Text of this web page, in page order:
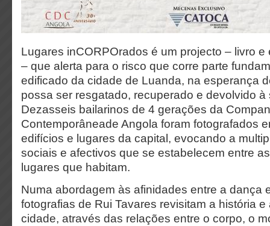
Lugares inCORPOrados é um projecto – livro
– que alerta para o risco que corre parte
edificado da cidade de Luanda, na esperança
possa ser resgatado, recuperado e devolvido à
Dezasseis bailarinos de 4 gerações da
Contemporâneade Angola foram fotografados
edifícios e lugares da capital, evocando a
sociais e afectivos que se estabelecem entre
lugares que habitam.
Numa abordagem às afinidades entre a dança
fotografias de Rui Tavares revisitam a história
cidade, através das relações entre o corpo, o